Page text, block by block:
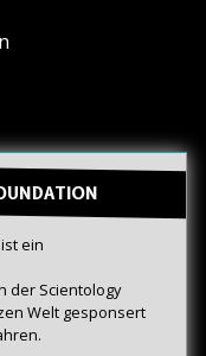
ein
der Scientology
Welt gesponsert